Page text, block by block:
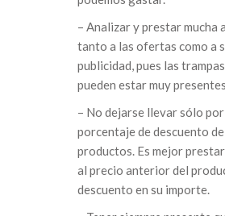
– Analizar y prestar mucha
tanto a las ofertas como a
publicidad, pues las
pueden estar muy
– No dejarse llevar sólo
porcentaje de descuento
productos. Es mejor
al precio anterior del
descuento en su importe.